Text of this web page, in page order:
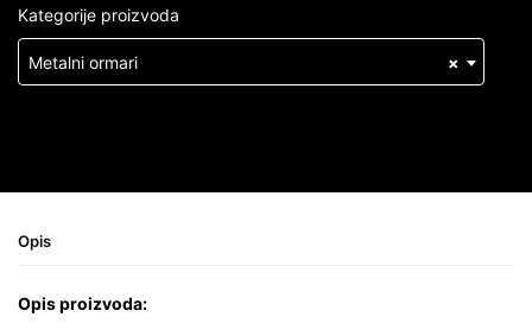
Kategorije proizvoda
×
Metalni ormari
Opis
Opis proizvoda: